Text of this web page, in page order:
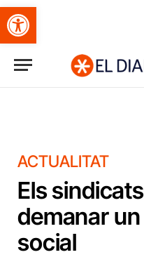
Obre la barra d'eines
ACTUALITAT
Els
demanar
social